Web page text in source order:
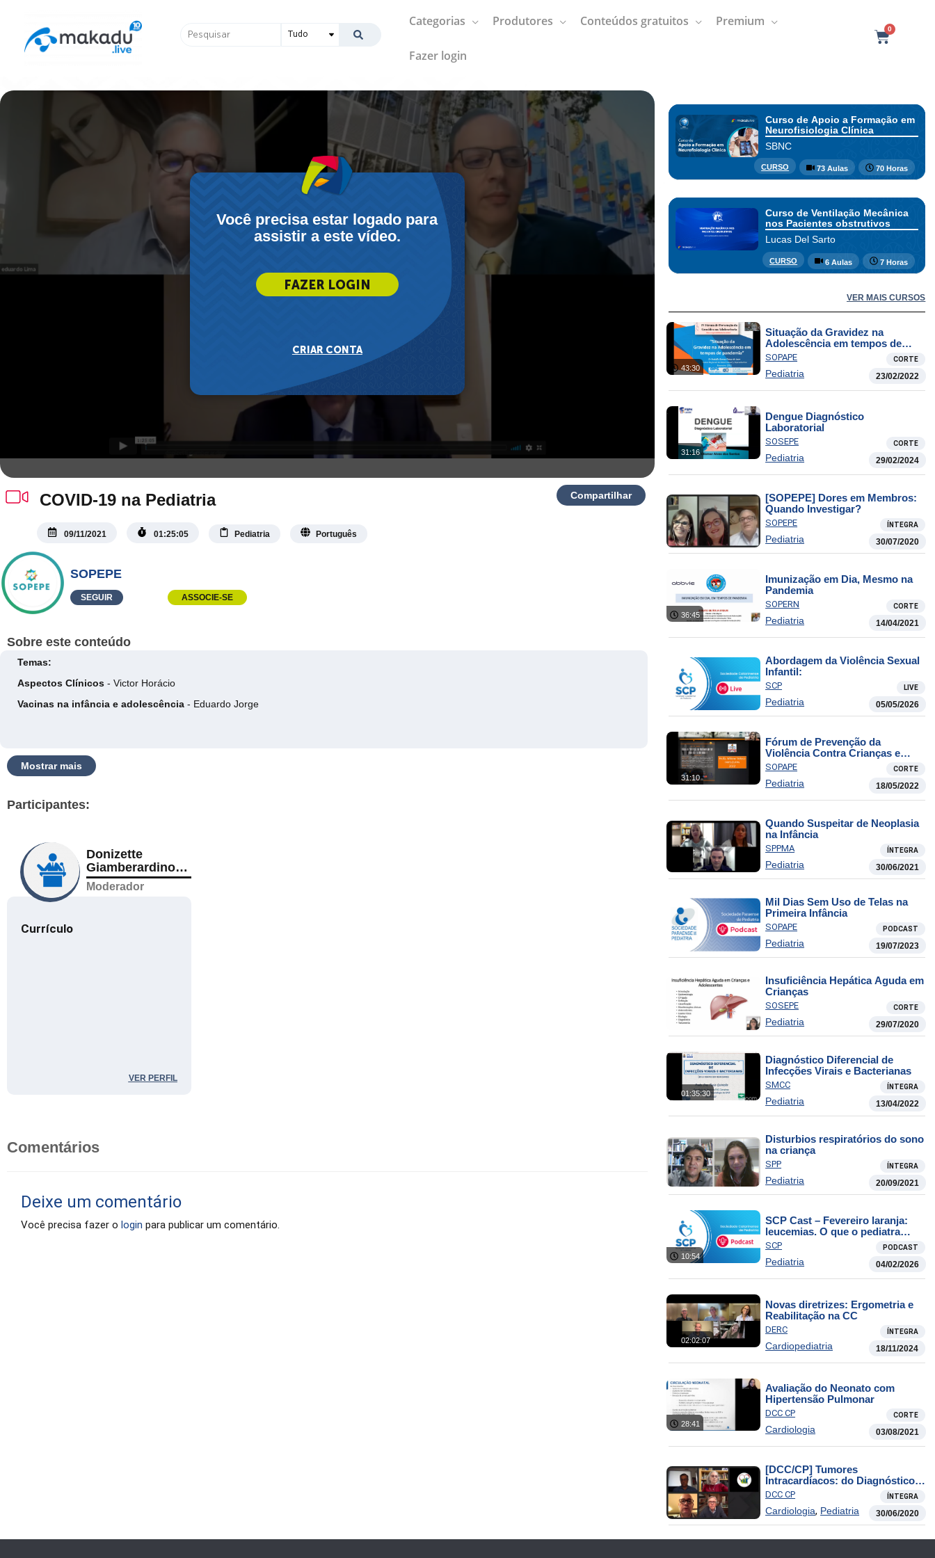
Pesquisar
Categorias Produtores Conteúdos gratuitos Premium
Fazer login
0C
Você precisa estar logado para
assistir a este vídeo.
COVID-19 na Pediatria Compartilhar
09/11/2021 01:25:05 Pediatria Português
SOPEPE
SEGUIR ASSOCIE-SE
Sobre este conteúdo
Temas:
Aspectos Clínicos - Victor Horácio
Vacinas na infância e adolescência - Eduardo Jorge
Mostrar mais
Participantes:
Donizette
Giamberardino
Filho
Moderador
Currículo
VER PERFIL
Comentários
Deixe um comentário
Você precisa fazer o login para publicar um comentário.
Curso de Apoio a Formação em
Neurofisiologia Clínica
SBNC
CURSO 73 Aulas 70 Horas
Curso de Ventilação Mecânica
nos Pacientes obstrutivos
Lucas Del Sarto
CURSO 6 Aulas 7 Horas
VER MAIS CURSOS
43:30
Situação da Gravidez na
Adolescência em tempos de
Pandemia
SOPAPE CORTE
Pediatria 23/02/2022
31:16
Dengue Diagnóstico
Laboratorial
SOSEPE CORTE
Pediatria 29/02/2024
[SOPEPE] Dores em Membros:
Quando Investigar?
SOPEPE ÍNTEGRA
Pediatria 30/07/2020
36:45
Imunização em Dia, Mesmo na
Pandemia
SOPERN CORTE
Pediatria 14/04/2021
Abordagem da Violência Sexual
Infantil:
SCP LIVE
Pediatria 05/05/2026
31:10
Fórum de Prevenção da
Violência Contra Crianças e
Adolescentes
SOPAPE CORTE
Pediatria 18/05/2022
Quando Suspeitar de Neoplasia
na Infância
SPPMA ÍNTEGRA
Pediatria 30/06/2021
Mil Dias Sem Uso de Telas na
Primeira Infância
SOPAPE PODCAST
Pediatria 19/07/2023
Insuficiência Hepática Aguda em
Crianças
SOSEPE CORTE
Pediatria 29/07/2020
01:35:30
Diagnóstico Diferencial de
Infecções Virais e Bacterianas
SMCC ÍNTEGRA
Pediatria 13/04/2022
Disturbios respiratórios do sono
na criança
SPP ÍNTEGRA
Pediatria 20/09/2021
10:54
SCP Cast – Fevereiro laranja:
leucemias. O que o pediatra
precisa saber
SCP PODCAST
Pediatria 04/02/2026
02:02:07
Novas diretrizes: Ergometria e
Reabilitação na CC
DERC ÍNTEGRA
Cardiopediatria 18/11/2024
28:41
Avaliação do Neonato com
Hipertensão Pulmonar
DCC CP CORTE
Cardiologia 03/08/2021
[DCC/CP] Tumores
Intracardíacos: do Diagnóstico
Fetal ao Tratamento
DCC CP ÍNTEGRA
Cardiologia, Pediatria 30/06/2020